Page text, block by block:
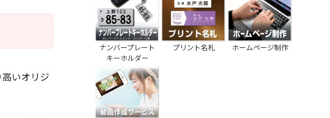
いオリジ
ナンバープレート
キーホルダー
プリント名札 ホームページ制作